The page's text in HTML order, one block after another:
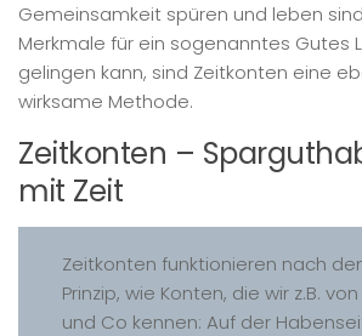
Gemeinsamkeit spüren und leben
Merkmale für ein sogenanntes Gutes
gelingen kann, sind Zeitkonten eine
wirksame Methode.
Zeitkonten –
mit Zeit
Zeitkonten funktionieren nach
Prinzip, wie Konten, die wir z.B.
und Co kennen: Auf der